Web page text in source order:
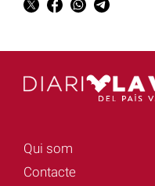
Qui som
Contacte